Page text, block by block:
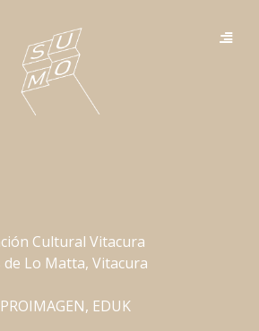
Cultural Vitacura
de Lo Matta, Vitacura
EDUK